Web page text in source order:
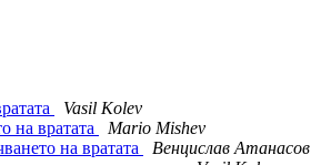
Vasil Kolev
на вратата
Mario Mishev
на вратата
Венцислав Атанасов